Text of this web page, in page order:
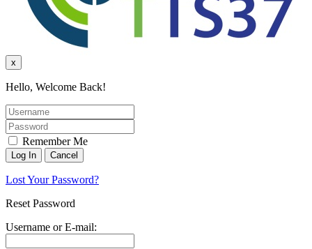
x
Hello, Welcome Back!
Remember Me
Lost Your Password?
Reset Password
Username or E-mail: